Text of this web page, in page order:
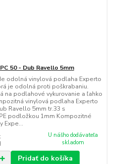
50 - Dub Ravello 5mm
odolná vinylová podlaha Experto
je odolná proti poškrabaniu.
na podlahové vykurovanie a ľahko
vinylová podlaha Experto
Ravello 5mm tr.33 s
podložkou 1mm Kompozitné
Expe...
U nášho dodávateľa
skladom
Pridať do košíka